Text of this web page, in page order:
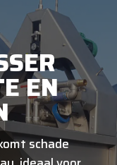
EN
schade